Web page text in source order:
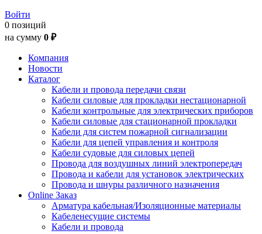
Войти
0 позиций
на сумму 0 ₽
Компания
Новости
Каталог
Кабели и провода передачи связи
Кабели силовые для прокладки нестационарной
Кабели контрольные для электрических приборов
Кабели силовые для стационарной прокладки
Кабели для систем пожарной сигнализации
Кабели для цепей управления и контроля
Кабели судовые для силовых цепей
Провода для воздушных линий электропередач
Провода и кабели для установок электрических
Провода и шнуры различного назначения
Online Заказ
Арматура кабельная/Изоляционные материалы
Кабеленесущие системы
Кабели и провода